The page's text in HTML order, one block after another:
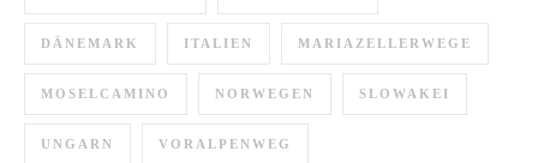
DÄNEMARK ITALIEN MARIAZELLERWEGE
MOSELCAMINO NORWEGEN SLOWAKEI
UNGARN VORALPENWEG